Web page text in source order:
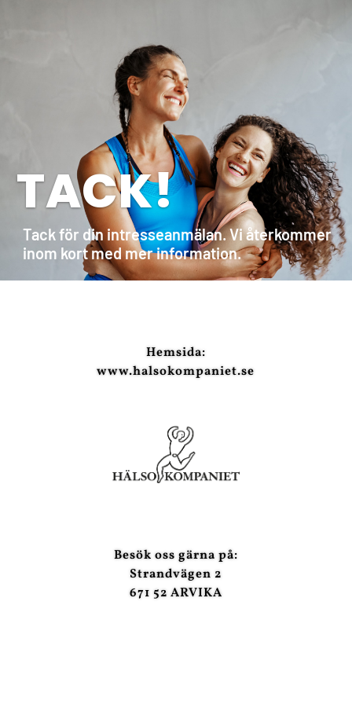
TACK!
Tack för din intresseanmälan. Vi återkommer
inom kort med mer information.
Hemsida:
www.halsokompaniet.se
Besök oss gärna på:
Strandvägen 2
671 52 ARVIKA